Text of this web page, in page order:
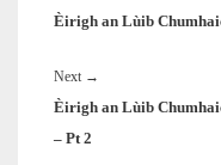
post:
Èirigh an Lùib
Next →
post:
Èirigh an Lùib
– Pt 2